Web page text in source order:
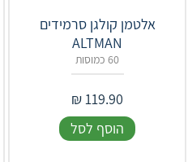
אלטמן קולגן סרמידים
ALTMAN
60 כמוסות
119.90
₪
הוסף לסל